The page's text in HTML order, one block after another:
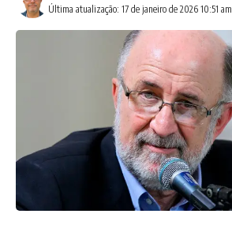
Última atualização: 17 de janeiro de 2026 10:51 am